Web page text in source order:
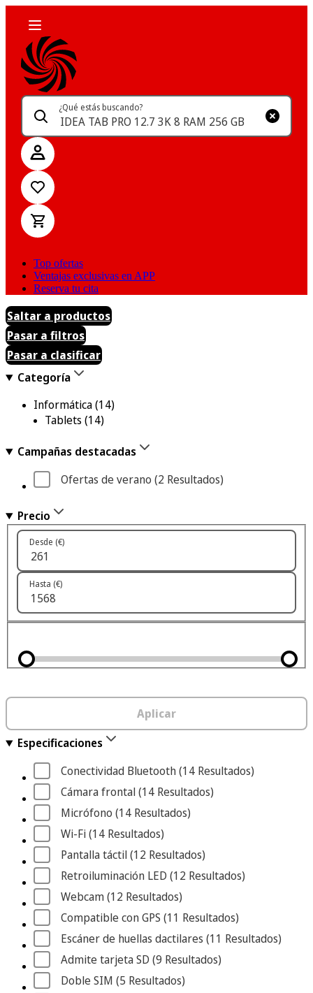
¿Qué estás buscando?
Top ofertas
Ventajas exclusivas en APP
Reserva tu cita
Saltar a productos
Pasar a filtros
Pasar a clasificar
Categoría
Informática(14)
Tablets (14)
Campañas destacadas
Ofertas de verano (2 Resultados)
Precio
Desde (€)
Hasta (€)
Aplicar
Especificaciones
Conectividad Bluetooth (14 Resultados)
Cámara frontal (14 Resultados)
Micrófono (14 Resultados)
Wi-Fi (14 Resultados)
Pantalla táctil (12 Resultados)
Retroiluminación LED (12 Resultados)
Webcam (12 Resultados)
Compatible con GPS (11 Resultados)
Escáner de huellas dactilares (11 Resultados)
Admite tarjeta SD (9 Resultados)
Doble SIM (5 Resultados)